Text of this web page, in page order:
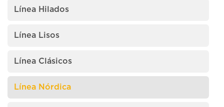
Línea Hilados
Línea Lisos
Línea Clásicos
Línea Nórdica